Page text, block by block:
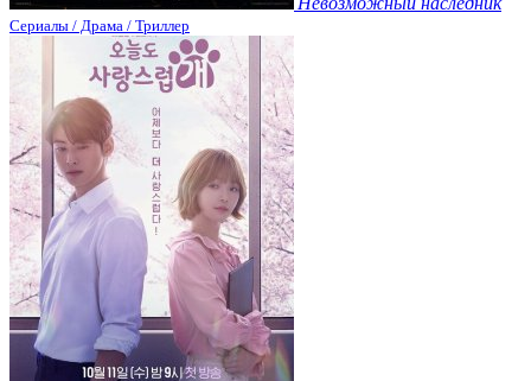
Сериалы / Драма / Триллер